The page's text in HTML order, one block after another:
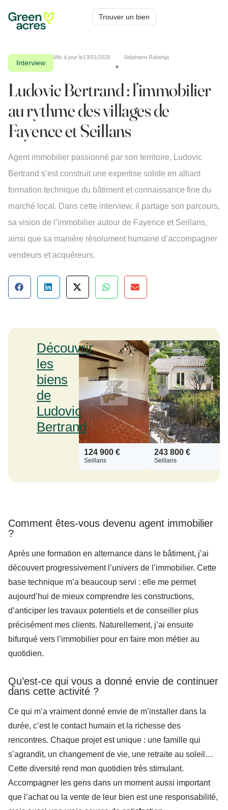
Trouver un bien
Interview
Mis à jour le13/01/2026 Stéphane Rabenja
Ludovic Bertrand : l’immobilier
au rythme des villages de
Fayence et Seillans
Agent immobilier passionné par son territoire, Ludovic
Bertrand s’est construit une expertise solide en alliant
formation technique du bâtiment et connaissance fine du
marché local. Dans cette interview, il partage son parcours,
sa vision de l’immobilier autour de Fayence et Seillans,
ainsi que sa manière résolument humaine d’accompagner
vendeurs et acquéreurs.
Comment êtes-vous devenu agent immobilier
?
Après une formation en alternance dans le bâtiment, j’ai
découvert progressivement l’univers de l’immobilier. Cette
base technique m’a beaucoup servi : elle me permet
aujourd’hui de mieux comprendre les constructions,
d’anticiper les travaux potentiels et de conseiller plus
précisément mes clients. Naturellement, j’ai ensuite
bifurqué vers l’immobilier pour en faire mon métier au
quotidien.
Qu’est-ce qui vous a donné envie de continuer
dans cette activité ?
Ce qui m’a vraiment donné envie de m’installer dans la
durée, c’est le contact humain et la richesse des
rencontres. Chaque projet est unique : une famille qui
s’agrandit, un changement de vie, une retraite au soleil…
Cette diversité rend mon quotidien très stimulant.
Accompagner les gens dans un moment aussi important
que l’achat ou la vente de leur bien est une responsabilité,
Découvrir
les
biens
de
Ludovic
Bertrand
124 900 €
Seillans
243 800 €
Seillans